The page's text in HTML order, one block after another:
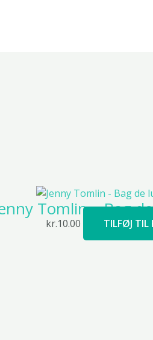
Tomlin – Bag
kr.10.00 TILFØJ TIL